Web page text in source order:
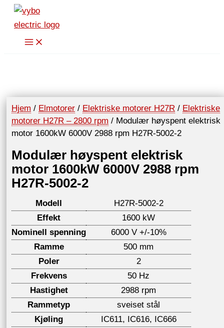
Hopp
rett
Hjem / Elmotorer / Elektriske motorer H27R / Elektriske
motorer H27R – 2800 rpm / Modulær høyspent elektrisk
motor 1600kW 6000V 2988 rpm H27R-5002-2
Modulær høyspent elektrisk
motor 1600kW 6000V 2988 rpm
H27R-5002-2
Modell
H27R-5002-2
Effekt
1600 kW
Nominell spenning
6000 V +/-10%
Ramme
500 mm
Poler
2
Frekvens
50 Hz
Hastighet
2988 rpm
Rammetyp
sveiset stål
Kjøling
IC611, IC616, IC666